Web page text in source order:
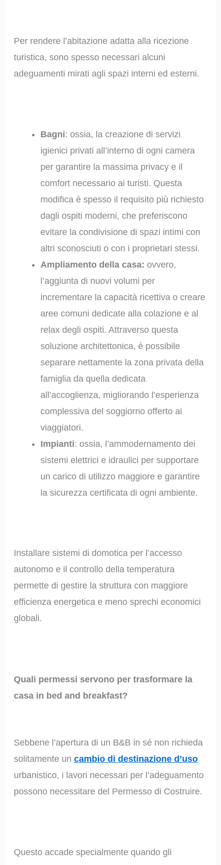
Per rendere l’abitazione adatta alla ricezione
turistica, sono spesso necessari alcuni
adeguamenti mirati agli spazi interni ed esterni.
Bagni: ossia, la creazione di servizi
igienici privati all’interno di ogni camera
per garantire la massima privacy e il
comfort necessario ai turisti. Questa
modifica è spesso il requisito più richiesto
dagli ospiti moderni, che preferiscono
evitare la condivisione di spazi intimi con
altri sconosciuti o con i proprietari stessi.
Ampliamento della casa: ovvero,
l’aggiunta di nuovi volumi per
incrementare la capacità ricettiva o creare
aree comuni dedicate alla colazione e al
relax degli ospiti. Attraverso questa
soluzione architettonica, è possibile
separare nettamente la zona privata della
famiglia da quella dedicata
all’accoglienza, migliorando l’esperienza
complessiva del soggiorno offerto ai
viaggiatori.
Impianti: ossia, l’ammodernamento dei
sistemi elettrici e idraulici per supportare
un carico di utilizzo maggiore e garantire
la sicurezza certificata di ogni ambiente.
Installare sistemi di domotica per l’accesso
autonomo e il controllo della temperatura
permette di gestire la struttura con maggiore
efficienza energetica e meno sprechi economici
globali.
Quali permessi servono per trasformare la
casa in bed and breakfast?
Sebbene l’apertura di un B&B in sé non richieda
solitamente un cambio di destinazione d’uso
urbanistico, i lavori necessari per l’adeguamento
possono necessitare del Permesso di Costruire.
Questo accade specialmente quando gli